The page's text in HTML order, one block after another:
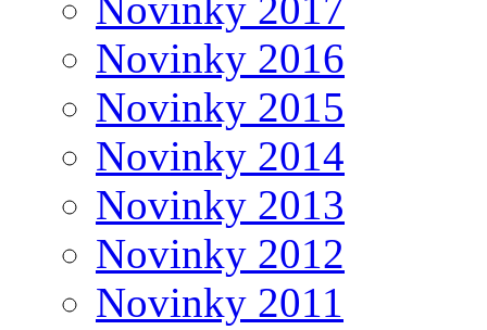
Novinky 2016
Novinky 2015
Novinky 2014
Novinky 2013
Novinky 2012
Novinky 2011